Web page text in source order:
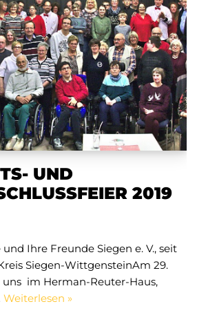
UND
2019
Ihre Freunde Siegen e. V., seit
Siegen-WittgensteinAm 29.
uns im Herman-Reuter-Haus,
Weiterlesen »